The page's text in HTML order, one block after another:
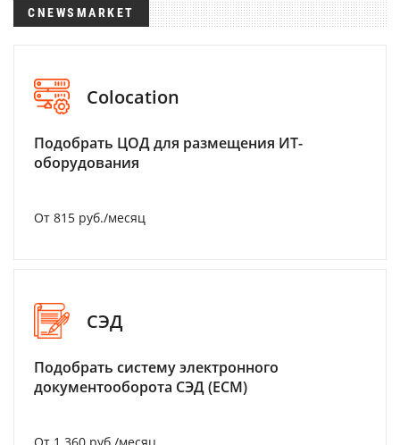
CNEWSMARKET
Colocation
Подобрать ЦОД для размещения ИТ-
оборудования
От 815 руб./месяц
СЭД
Подобрать систему электронного
документооборота СЭД (ECM)